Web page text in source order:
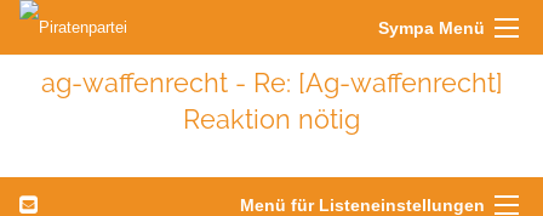
Sympa Menü
ag-waffenrecht - Re: [Ag-waffenrecht]
Reaktion nötig
Menü für Listeneinstellungen